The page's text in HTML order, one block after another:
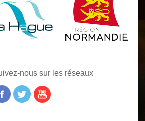
nous sur les réseaux